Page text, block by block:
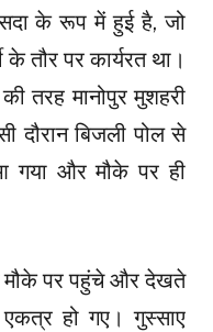
सदा के रूप में हुई है, जो
के तौर पर कार्यरत था।
तरह मानोपुर मुशहरी
दौरान बिजली पोल से
गया और मौके पर ही
मौके पर पहुंचे और देखते
हो गए। गुस्साए